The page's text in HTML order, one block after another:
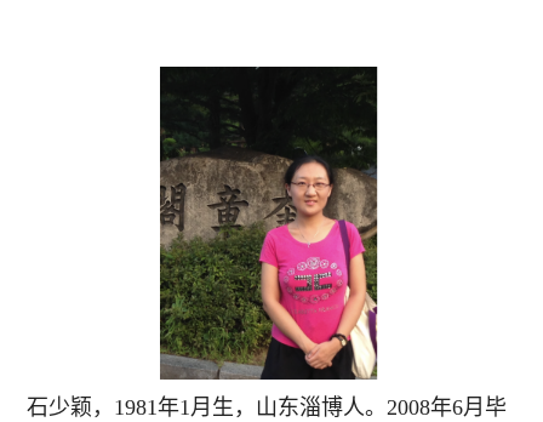
石少颖，1981年1月生，山东淄博人。2008年6月毕